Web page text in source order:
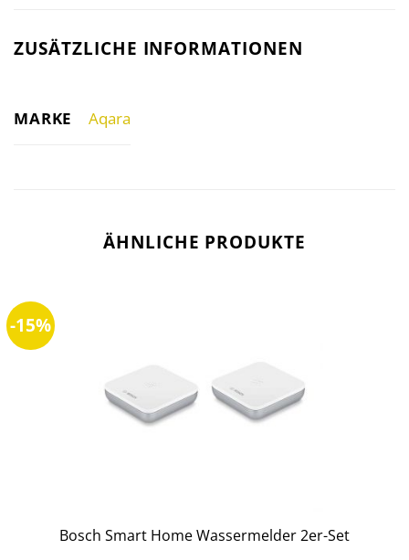
ZUSÄTZLICHE INFORMATIONEN
MARKE Aqara
ÄHNLICHE PRODUKTE
-15%
Bosch Smart Home Wassermelder 2er-Set